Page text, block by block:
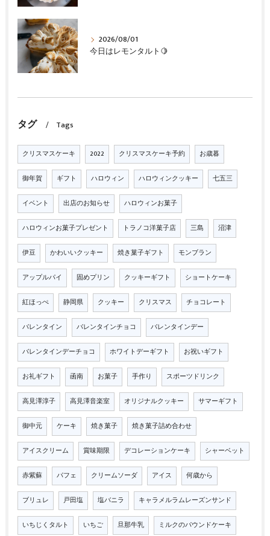
2026/08/01
今日はレモンタルト🍋
タグ Tags
クリスマスケーキ 2022 クリスマスケーキ予約 お歳暮
御年賀 ギフト ハロウィン ハロウィンクッキー 七五三
イベント 出店のお知らせ ハロウィンお菓子
ハロウィンお菓子プレゼント トラノコ洋菓子店 三島 沼津
伊豆 かわいいクッキー 焼き菓子ギフト モンブラン
アップルパイ 固めプリン クッキーギフト ショートケーキ
紅ほっぺ 静岡県 クッキー クリスマス チョコレート
バレンタイン バレンタインチョコ バレンタインデー
バレンタインデーチョコ ホワイトデーギフト お祝いギフト
お礼ギフト 函南 お菓子 手作り スポーツドリンク
高見澤淳子 高見澤音楽室 オリジナルクッキー サマーギフト
御中元 ケーキ 焼き菓子 焼き菓子詰め合わせ
アイスクリーム 賞味期限 デコレーションケーキ シャーベット
赤紫蘇 パフェ クリームソーダ アイス 何歳から
ブリュレ 戸田塩 塩バニラ キャラメルラムレーズンサンド
いちじくタルト いちご 旦那牛乳 ミルクのパウンドケーキ